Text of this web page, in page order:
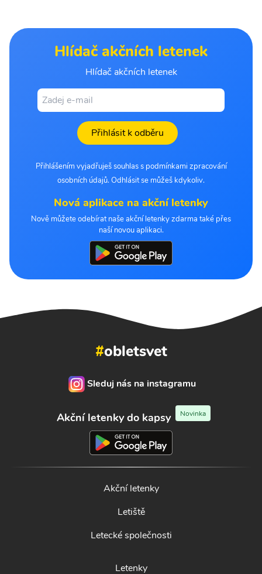
Hlídač akčních letenek
Hlídač akčních letenek
Přihlásit k odběru
Přihlášením vyjadřuješ souhlas s podmínkami zpracování
osobních údajů. Odhlásit se můžeš kdykoliv.
Nová aplikace na akční letenky
Nově můžete odebírat naše akční letenky zdarma také přes
naší novou aplikaci.
#obletsvet
Sleduj nás na instagramu
Akční letenky do kapsy Novinka
Akční letenky
Letiště
Letecké společnosti
Letenky